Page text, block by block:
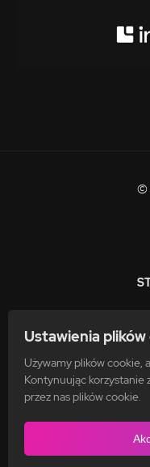
Ustawienia
Używamy plików cookie,
Kontynuując korzystanie
przez nas plików cookie.
©